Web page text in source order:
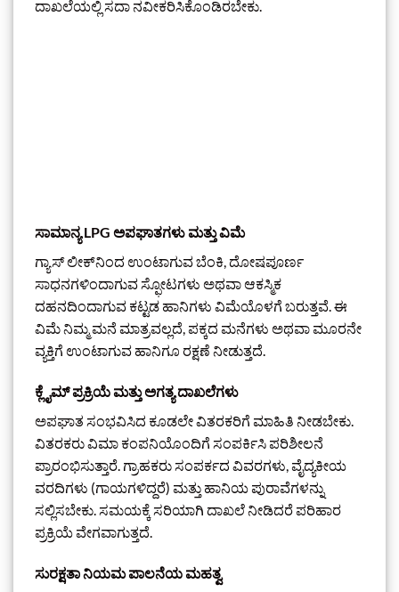
ದಾಖಲೆಯಲ್ಲಿ ಸದಾ ನವೀಕರಿಸಿಕೊಂಡಿರಬೇಕು.
ಸಾಮಾನ್ಯ LPG ಅಪಘಾತಗಳು ಮತ್ತು ವಿಮೆ
ಗ್ಯಾಸ್ ಲೀಕ್‌ನಿಂದ ಉಂಟಾಗುವ ಬೆಂಕಿ, ದೋಷಪೂರ್ಣ
ಸಾಧನಗಳಿಂದಾಗುವ ಸ್ಫೋಟಗಳು ಅಥವಾ ಆಕಸ್ಮಿಕ
ದಹನದಿಂದಾಗುವ ಕಟ್ಟಡ ಹಾನಿಗಳು ವಿಮೆಯೊಳಗೆ ಬರುತ್ತವೆ. ಈ
ವಿಮೆ ನಿಮ್ಮ ಮನೆ ಮಾತ್ರವಲ್ಲದೆ, ಪಕ್ಕದ ಮನೆಗಳು ಅಥವಾ ಮೂರನೇ
ವ್ಯಕ್ತಿಗೆ ಉಂಟಾಗುವ ಹಾನಿಗೂ ರಕ್ಷಣೆ ನೀಡುತ್ತದೆ.
ಕ್ಲೈಮ್ ಪ್ರಕ್ರಿಯೆ ಮತ್ತು ಅಗತ್ಯ ದಾಖಲೆಗಳು
ಅಪಘಾತ ಸಂಭವಿಸಿದ ಕೂಡಲೇ ವಿತರಕರಿಗೆ ಮಾಹಿತಿ ನೀಡಬೇಕು.
ವಿತರಕರು ವಿಮಾ ಕಂಪನಿಯೊಂದಿಗೆ ಸಂಪರ್ಕಿಸಿ ಪರಿಶೀಲನೆ
ಪ್ರಾರಂಭಿಸುತ್ತಾರೆ. ಗ್ರಾಹಕರು ಸಂಪರ್ಕದ ವಿವರಗಳು, ವೈದ್ಯಕೀಯ
ವರದಿಗಳು (ಗಾಯಗಳಿದ್ದರೆ) ಮತ್ತು ಹಾನಿಯ ಪುರಾವೆಗಳನ್ನು
ಸಲ್ಲಿಸಬೇಕು. ಸಮಯಕ್ಕೆ ಸರಿಯಾಗಿ ದಾಖಲೆ ನೀಡಿದರೆ ಪರಿಹಾರ
ಪ್ರಕ್ರಿಯೆ ವೇಗವಾಗುತ್ತದೆ.
ಸುರಕ್ಷತಾ ನಿಯಮ ಪಾಲನೆಯ ಮಹತ್ವ